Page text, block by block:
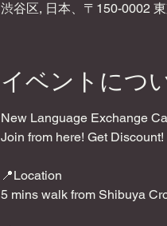
渋谷区, 日本、〒150-0002
イベントにつ
New Language Exchange
Join from here! Get Discount!
📍Location
5 mins walk from Shibuya